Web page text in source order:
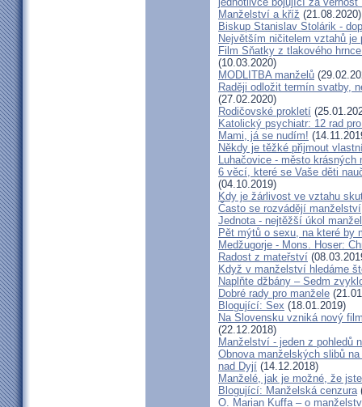
Manželství a kříž (21.08.2020)
Biskup Stanislav Stolárik -
Největším ničitelem vztahů je
Film Sňatky z tlakového
(10.03.2020)
MODLITBA manželů
Raději odložit termín svatby,
(27.02.2020)
Rodičovské prokletí
Katolický psychiatr: 12 rad
Mami, já se nudím!
Někdy je těžké přijmout
Luhačovice - město krásných
6 věcí, které se Vaše děti
(04.10.2019)
Kdy je žárlivost ve vztahu
Často se rozvádějí
Jednota - nejtěžší úkol
Pět mýtů o sexu, na které by
Medžugorje - Mons. Hoser:
Radost z mateřství
Když v manželství hledáme
Naplňte džbány – Sedm
Dobré rady pro manžele
Blogující: Sex (18.01.2019)
Na Slovensku vzniká nový
(22.12.2018)
Manželství - jeden z pohledů
Obnova manželských slibů
nad Dyjí (14.12.2018)
Manželé, jak je možné, že
Blogující: Manželská cenzura
O. Marian Kuffa – o